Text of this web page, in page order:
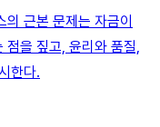
근본 문제는 자금이
점을 짚고, 윤리와 품질,
한다.